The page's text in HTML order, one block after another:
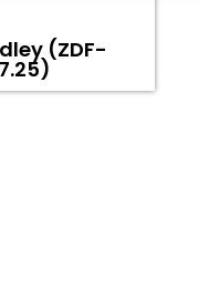
(ZDF-